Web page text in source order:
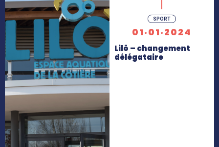
SPORT
01·01·2024
Lilô – changement
délégataire
En
savoir
+